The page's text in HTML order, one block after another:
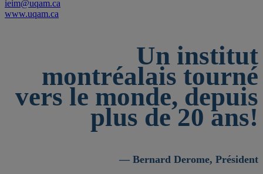
ieim@uqam.ca
www.uqam.ca
Un institut
montréalais tourné
vers le monde, depuis
plus de 20 ans!
— Bernard Derome, Président